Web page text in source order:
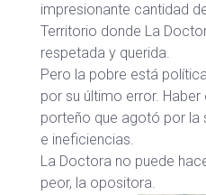
impresionante cantidad
Territorio donde La
respetada y querida.
Pero la pobre está
por su último error.
porteño que agotó por la
e ineficiencias.
La Doctora no puede
peor, la opositora.